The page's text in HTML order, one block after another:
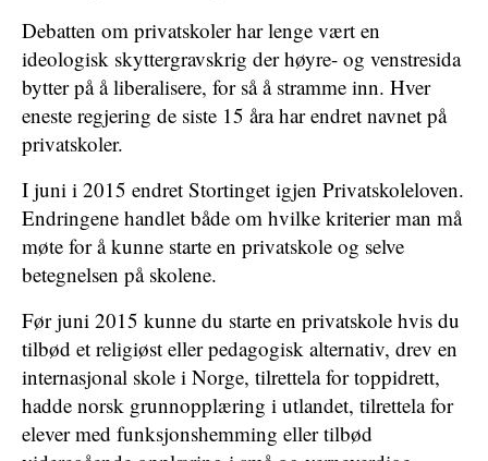
Debatten om privatskoler har lenge vært en
ideologisk skyttergravskrig der høyre- og venstresida
bytter på å liberalisere, for så å stramme inn. Hver
eneste regjering de siste 15 åra har endret navnet på
privatskoler.
I juni i 2015 endret Stortinget igjen Privatskoleloven.
Endringene handlet både om hvilke kriterier man må
møte for å kunne starte en privatskole og selve
betegnelsen på skolene.
Før juni 2015 kunne du starte en privatskole hvis du
tilbød et religiøst eller pedagogisk alternativ, drev en
internasjonal skole i Norge, tilrettela for toppidrett,
hadde norsk grunnopplæring i utlandet, tilrettela for
elever med funksjonshemming eller tilbød